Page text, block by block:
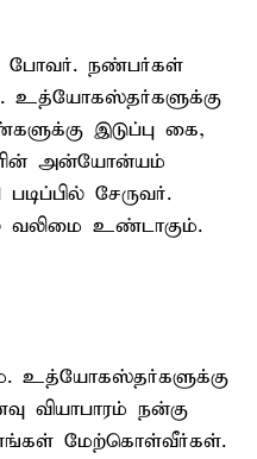
போவர். நண்பர்கள்
உத்யோகஸ்தர்களுக்கு
இடுப்பு கை,
அன்யோன்யம்
சேருவர்.
வலிமை உண்டாகும்.
உத்யோகஸ்தர்களுக்கு
வியாபாரம் நன்கு
மேற்கொள்வீர்கள்.